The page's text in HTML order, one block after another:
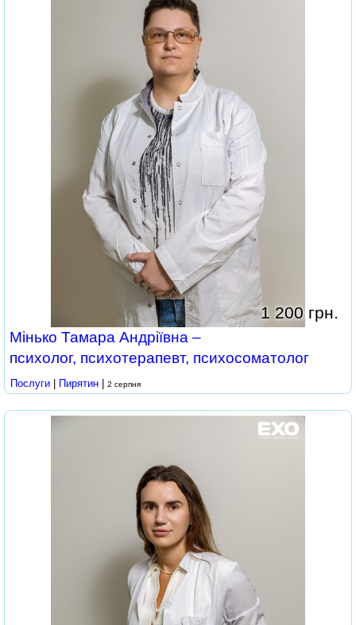
1 200 грн.
Мінько Тамара Андріївна –
психолог, психотерапевт, психосоматолог
Послуги Пирятин 2 серпня